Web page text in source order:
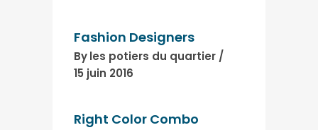
Fashion Designers
Byles potiers du quartier
15 juin 2016
Right Color Combo